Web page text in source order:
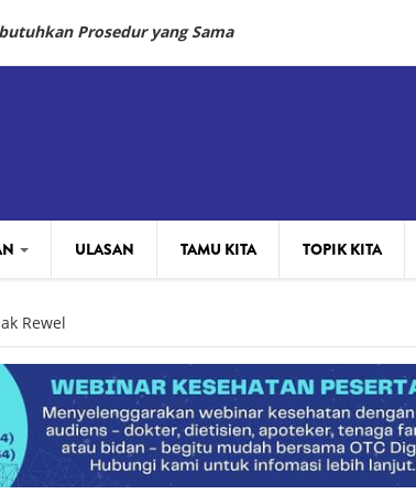
Prosedur yang Sama
ULASAN TAMU KITA TOPIK KITA
Rewel